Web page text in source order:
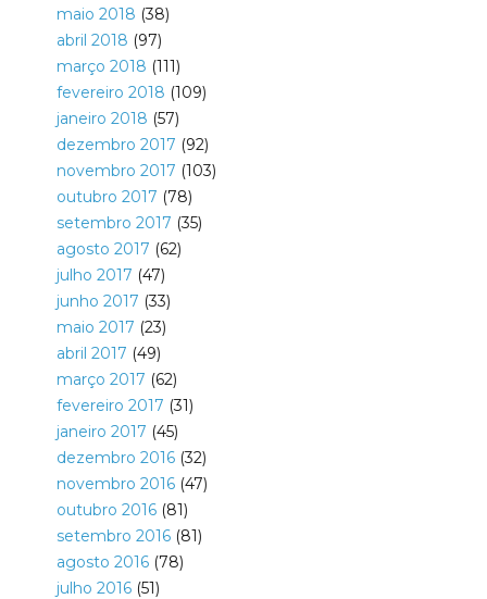
maio 2018 (38)
abril 2018 (97)
março 2018 (111)
fevereiro 2018 (109)
janeiro 2018 (57)
dezembro 2017 (92)
novembro 2017 (103)
outubro 2017 (78)
setembro 2017 (35)
agosto 2017 (62)
julho 2017 (47)
junho 2017 (33)
maio 2017 (23)
abril 2017 (49)
março 2017 (62)
fevereiro 2017 (31)
janeiro 2017 (45)
dezembro 2016(32)
novembro 2016(47)
outubro 2016(81)
setembro 2016(81)
agosto 2016(78)
julho 2016(51)